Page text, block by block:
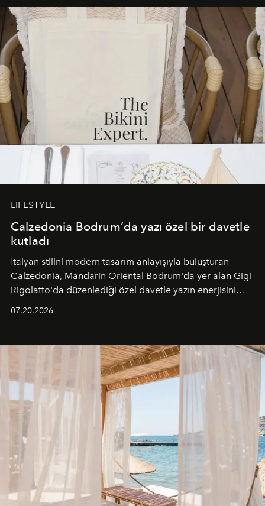
buluşturarak markanın Cavo Tagoo’daki varlığını
sürükleyici ve mevsime özel bir deneyime dönüştürüyor.
LIFESTYLE
Calzedonia Bodrum’da yazı özel bir davetle
kutladı
İtalyan stilini modern tasarım anlayışıyla buluşturan
Calzedonia, Mandarin Oriental Bodrum'da yer alan Gigi
Rigolatto'da düzenlediği özel davetle yazın enerjisini
07.20.2026